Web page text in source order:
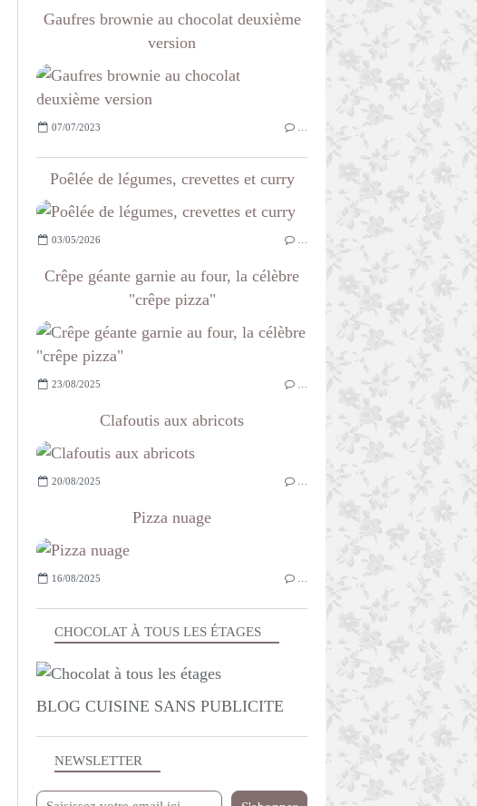
NEWSLETTER
CHOCOLAT À TOUS LES ÉTAGES
BLOG CUISINE SANS PUBLICITE
Gaufres brownie au chocolat deuxième
version
07/07/2023
Poêlée de légumes, crevettes et curry
03/05/2026
Crêpe géante garnie au four, la célèbre
"crêpe pizza"
23/08/2025
Clafoutis aux abricots
20/08/2025
Pizza nuage
16/08/2025